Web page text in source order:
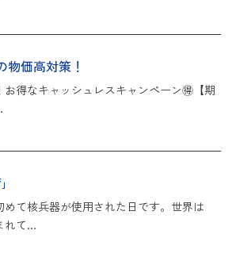
物価高対策！
得なキャッシュレスキャンペーン🉐【期
めて核兵器が使用された日です。世界は
れて...